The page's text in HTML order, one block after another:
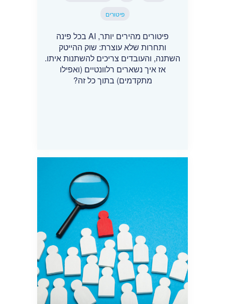
פיטורים
פיטורים מהירים יותר, AI בכל פינה
ותחרות שלא עוצרת: שוק ההייטק
השתנה, והעובדים צריכים להשתנות איתו.
אז איך נשארים רלוונטיים (ואפילו
מתקדמים) בתוך כל זה?